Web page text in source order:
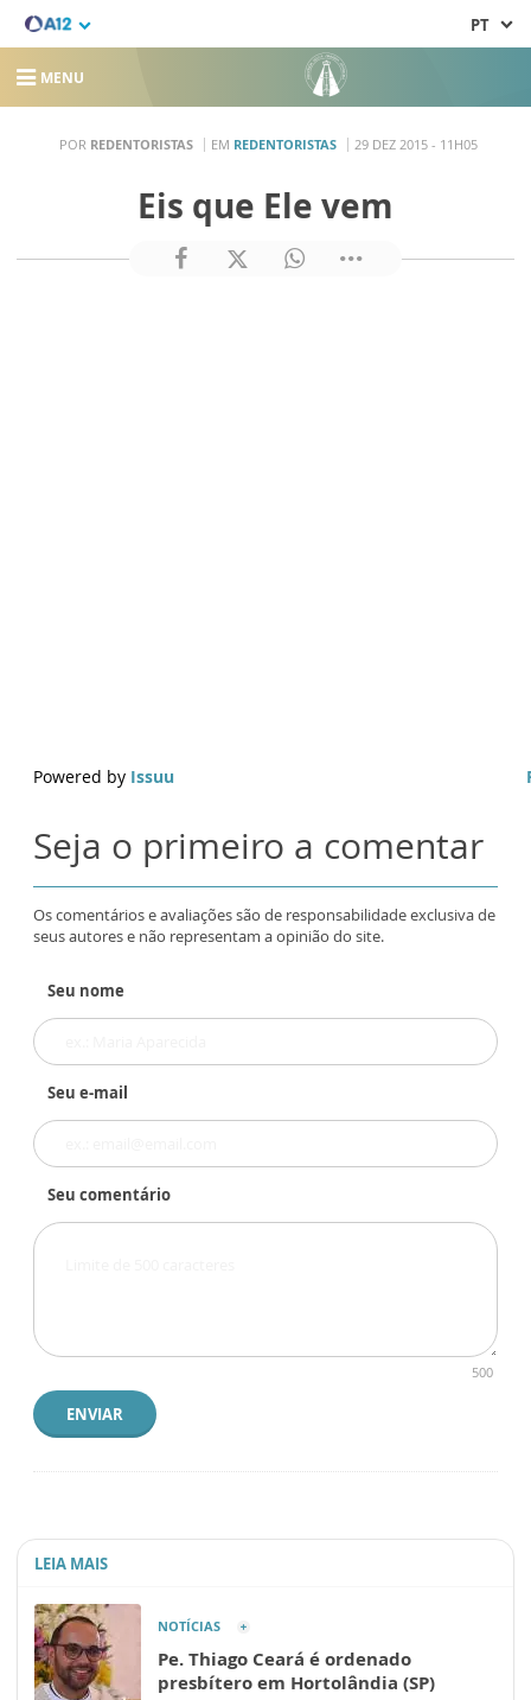
PT
MENU
POR REDENTORISTAS EM REDENTORISTAS 29 DEZ 2015 - 11H05
Eis que Ele vem
Powered by Issuu
Seja o primeiro a comentar
Os comentários e avaliações são de responsabilidade exclusiva de
seus autores e não representam a opinião do site.
Seu nome
Seu e-mail
Seu comentário
500
ENVIAR
LEIA MAIS
NOTÍCIAS
Pe. Thiago Ceará é ordenado
presbítero em Hortolândia (SP)